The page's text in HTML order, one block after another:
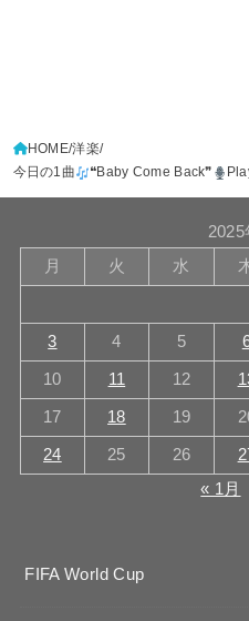
HOME 洋楽
今日の1曲
❝Baby Come Back❞
2025
月
火 水
3 4 5
10 11 12
17 18 19
24 25 26
« 1月
FIFA World Cup